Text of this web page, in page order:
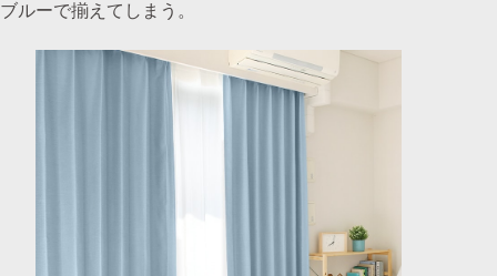
ブルーで揃えてしまう。